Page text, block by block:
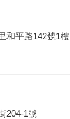
和平路142號1樓
204-1號